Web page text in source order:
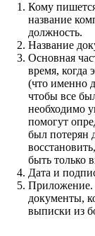
Кому
название
должность.
Название
Основная
время, когда
(что именно
чтобы все
необходимо
помогут
был потерян
быть только
Дата и
Приложение.
документы,
выписки из